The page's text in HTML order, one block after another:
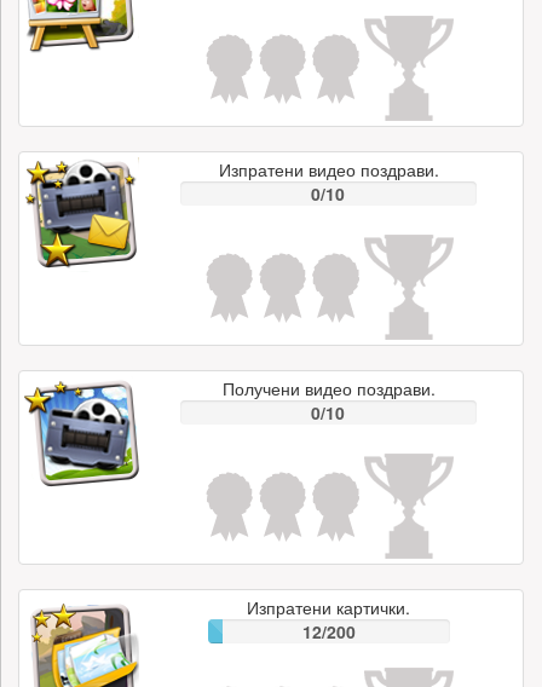
Изпратени видео поздрави.
0/10
Получени видео поздрави.
0/10
Изпратени картички.
12/200